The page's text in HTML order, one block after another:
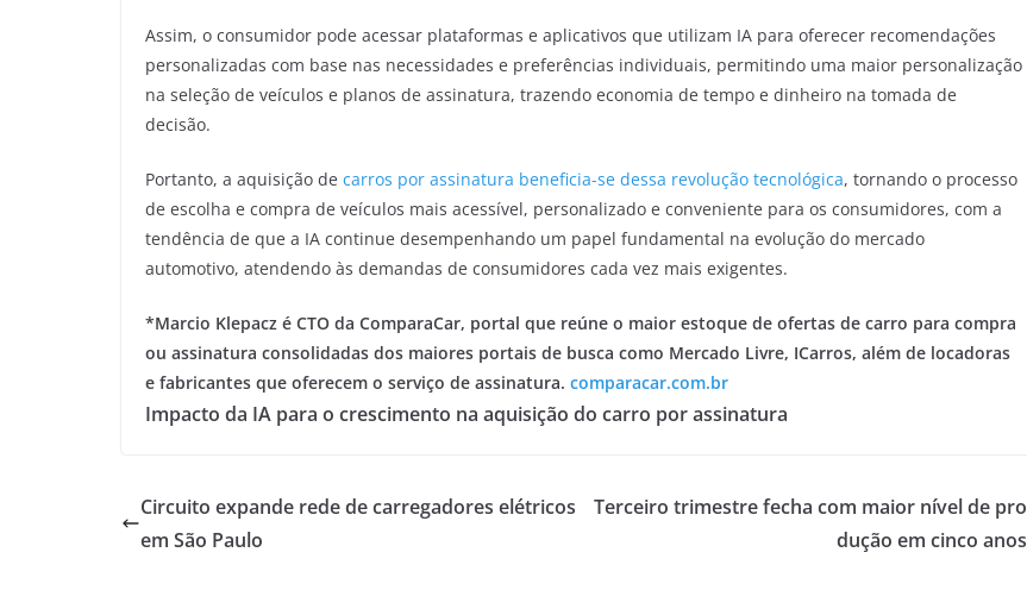
Assim, o consumidor pode acessar plataformas e aplicativos que utilizam IA para oferecer recomendações
personalizadas com base nas necessidades e preferências individuais, permitindo uma maior personalização
na seleção de veículos e planos de assinatura, trazendo economia de tempo e dinheiro na tomada de
decisão.
Portanto, a aquisição de carros por assinatura beneficia-se dessa revolução tecnológica, tornando o processo
de escolha e compra de veículos mais acessível, personalizado e conveniente para os consumidores, com a
tendência de que a IA continue desempenhando um papel fundamental na evolução do mercado
automotivo, atendendo às demandas de consumidores cada vez mais exigentes.
*Marcio Klepacz é CTO da ComparaCar, portal que reúne o maior estoque de ofertas de carro para compra
ou assinatura consolidadas dos maiores portais de busca como Mercado Livre, ICarros, além de locadoras
e fabricantes que oferecem o serviço de assinatura. comparacar.com.br
Impacto da IA para o crescimento na aquisição do carro por assinatura
Circuito expande rede de carregadores elétricos
em São Paulo
Terceiro trimestre fecha com maior nível de pro
dução em cinco anos